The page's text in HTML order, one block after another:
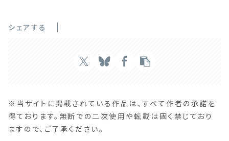
シェアする
※当サイトに掲載されている作品は、すべて作者の承諾を
得ております。無断での二次使用や転載は固く禁じており
ますので、ご了承ください。